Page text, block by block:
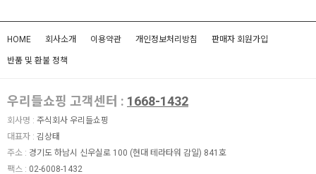
HOME 회사소개 이용약관 개인정보처리방침 판매자 회원가입
반품 및 환불 정책
우리들쇼핑 고객센터 : 1668-1432
회사명 : 주식회사 우리들쇼핑
대표자 : 김상태
주소 : 경기도 하남시 신우실로 100 (현대 테라타워 감일) 841호
팩스 : 02-6008-1432